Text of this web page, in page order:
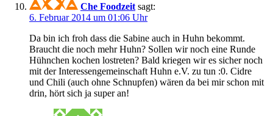
Che Foodzeit sagt:
6. Februar 2014 um 01:06 Uhr
Da bin ich froh dass die Sabine auch in Huhn bekommt.
Braucht die noch mehr Huhn? Sollen wir noch eine Runde
Hühnchen kochen lostreten? Bald kriegen wir es sicher noch
mit der Interessengemeinschaft Huhn e.V. zu tun :0. Cidre
und Chili (auch ohne Schnupfen) wären da bei mir schon mit
drin, hört sich ja super an!